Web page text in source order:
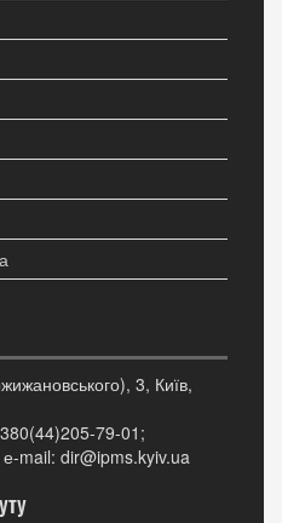
3, Київ,
79-01;
mail: dir@ipms.kyiv.ua